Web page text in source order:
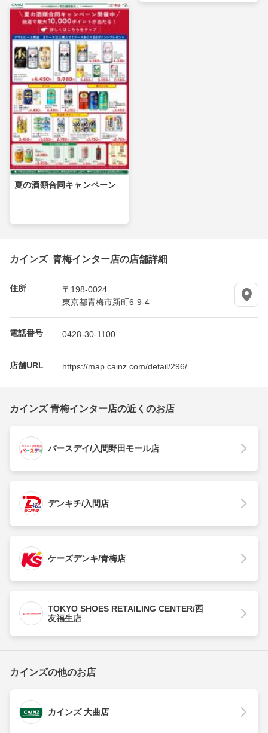
夏の酒類合同キャンペーン
カインズ 青梅インター店の店舗詳細
住所
〒198-0024
東京都青梅市新町6-9-4
電話番号 0428-30-1100
店舗URL https://map.cainz.com/detail/296/
カインズ 青梅インター店の近くのお店
バースデイ/入間野田モール店
デンキチ/入間店
ケーズデンキ/青梅店
TOKYO SHOES RETAILING CENTER/西
友福生店
カインズの他のお店
カインズ 大曲店